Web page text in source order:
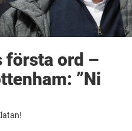
första ord –
”Ni